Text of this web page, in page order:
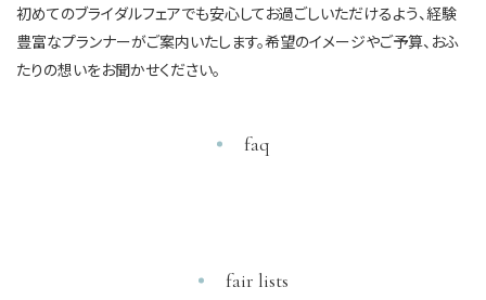
初めてのブライダルフェアでも安心してお過ごしいただけるよう、経験
豊富なプランナーがご案内いたします。希望のイメージやご予算、おふ
たりの想いをお聞かせください。
faq
fair lists